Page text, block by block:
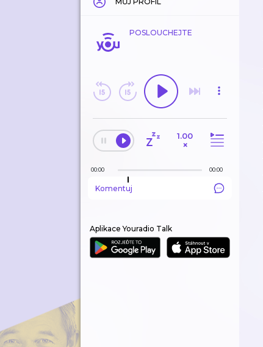
POSLOUCHEJTE
1.00
×
00:00 00:00
Komentuj
Aplikace Youradio Talk